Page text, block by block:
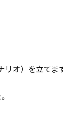
リオ）を立てま